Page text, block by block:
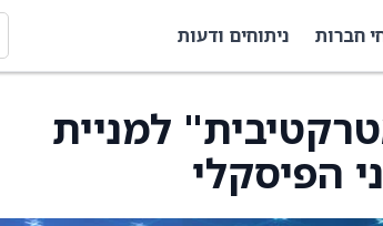
חברות ניתוחים ודעות
למניית